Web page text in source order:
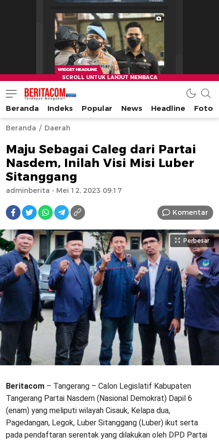
beritacom.com
bestnews
Beranda Indeks Popular News Headline Foto
Beranda Daerah
Maju Sebagai Caleg dari Partai
Nasdem, Inilah Visi Misi Luber
Sitanggang
adminberita - Mei 12, 2023 09:17
Komentar
Perbesar
Beritacom – Tangerang – Calon Legislatif Kabupaten
Tangerang Partai Nasdem (Nasional Demokrat) Dapil 6
(enam) yang meliputi wilayah Cisauk, Kelapa dua,
Pagedangan, Legok, Luber Sitanggang (Luber) ikut serta
pada pendaftaran serentak yang dilakukan oleh DPD Partai